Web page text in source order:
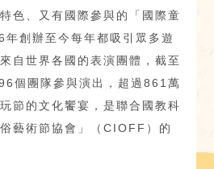
色、又有國際參與的「國際童
創辦至今每年都吸引眾多遊
自世界各國的表演團體，截至
個團隊參與演出，超過861萬
節的文化饗宴，是聯合國教科
藝術節協會」（CIOFF）的